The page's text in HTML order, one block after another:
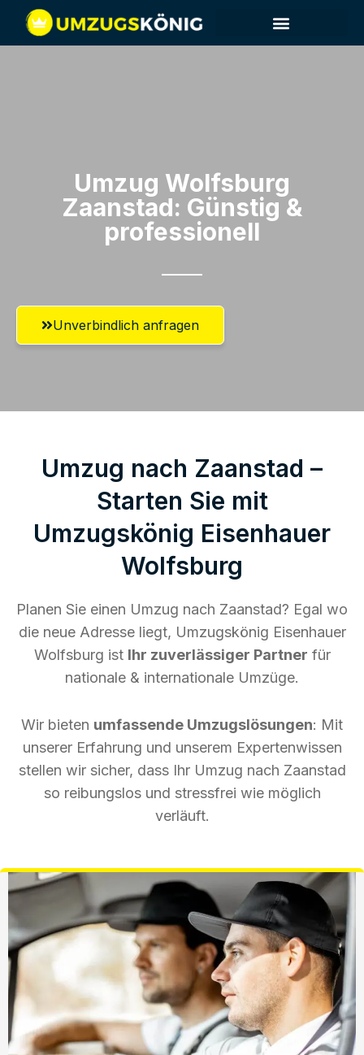
Umzug Wolfsburg​
Zaanstad: Günstig &
professionell​
Unverbindlich anfragen
Umzug nach Zaanstad –
Starten Sie mit
Umzugskönig Eisenhauer
Wolfsburg
Planen Sie einen Umzug nach Zaanstad? Egal wo
die neue Adresse liegt, Umzugskönig Eisenhauer
Wolfsburg ist Ihr zuverlässiger Partner für
nationale & internationale Umzüge.
Wir bieten umfassende Umzugslösungen: Mit
unserer Erfahrung und unserem Expertenwissen
stellen wir sicher, dass Ihr Umzug nach Zaanstad
so reibungslos und stressfrei wie möglich
verläuft.